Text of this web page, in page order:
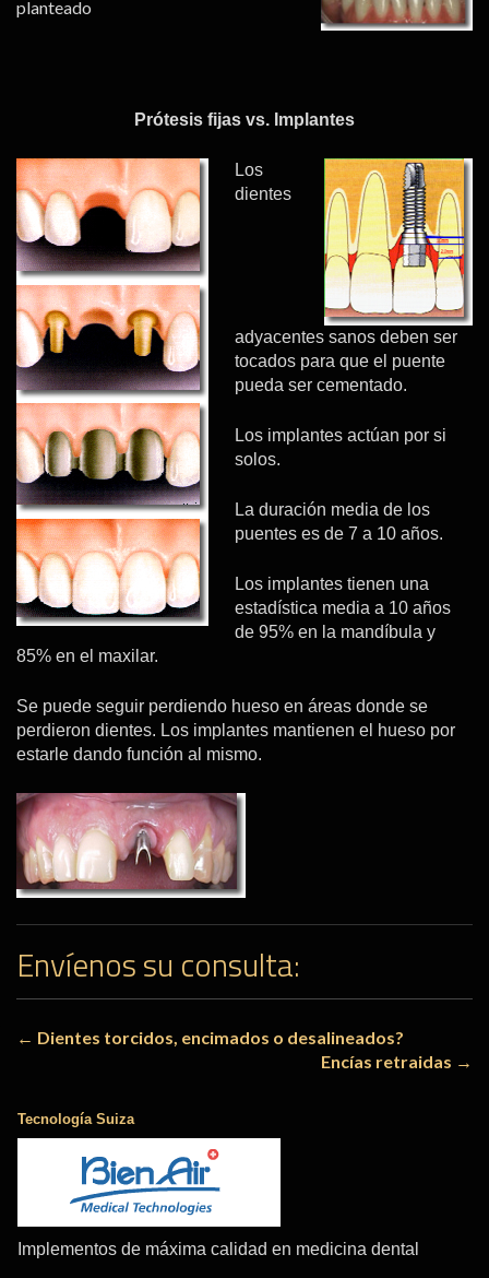
planteado
Prótesis fijas vs. Implantes
Los
dientes
adyacentes sanos deben ser
tocados para que el puente
pueda ser cementado.
Los implantes actúan por si
solos.
La duración media de los
puentes es de 7 a 10 años.
Los implantes tienen una
estadística media a 10 años
de 95% en la mandíbula y
85% en el maxilar.
Se puede seguir perdiendo hueso en áreas donde se
perdieron dientes. Los implantes mantienen el hueso por
estarle dando función al mismo.
Envíenos su consulta:
Navegación
entradas
← Dientes torcidos, encimados o desalineados?
Encías retraidas →
Tecnología Suiza
Implementos de máxima calidad en medicina dental